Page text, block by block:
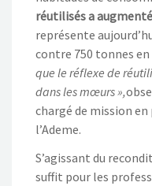
réutilisés a
représente
contre 750 tonnes en
que le réflexe de
dans les mœurs »,
chargé de mission
l’Ademe.
S’agissant du
suffit pour les